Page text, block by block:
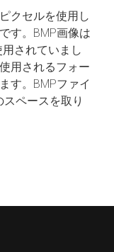
クセルを使用し
す。BMP画像は
されていまし
用されるフォー
す。BMPファイ
ペースを取り